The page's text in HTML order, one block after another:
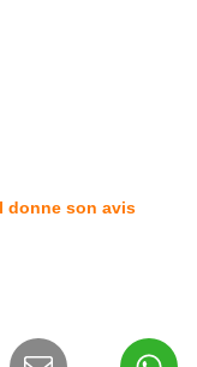
donne son avis